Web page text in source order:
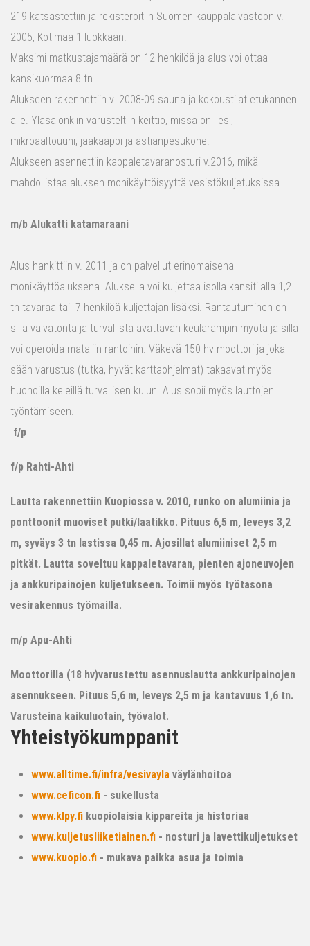
219 katsastettiin ja rekisteröitiin Suomen kauppalaivastoon v.
2005, Kotimaa 1-luokkaan.
Maksimi matkustajamäärä on 12 henkilöä ja alus voi ottaa
kansikuormaa 8 tn.
Alukseen rakennettiin v. 2008-09 sauna ja kokoustilat etukannen
alle. Yläsalonkiin varusteltiin keittiö, missä on liesi,
mikroaaltouuni, jääkaappi ja astianpesukone.
Alukseen asennettiin kappaletavaranosturi v.2016, mikä
mahdollistaa aluksen monikäyttöisyyttä vesistökuljetuksissa.
m/b Alukatti katamaraani
Alus hankittiin v. 2011 ja on palvellut erinomaisena
monikäyttöaluksena. Aluksella voi kuljettaa isolla kansitilalla 1,2
tn tavaraa tai 7 henkilöä kuljettajan lisäksi. Rantautuminen on
sillä vaivatonta ja turvallista avattavan keularampin myötä ja sillä
voi operoida mataliin rantoihin. Väkevä 150 hv moottori ja joka
sään varustus (tutka, hyvät karttaohjelmat) takaavat myös
huonoilla keleillä turvallisen kulun. Alus sopii myös lauttojen
työntämiseen.
f/p
f/p Rahti-Ahti
Lautta rakennettiin Kuopiossa v. 2010, runko on alumiinia ja
ponttoonit muoviset putki/laatikko. Pituus 6,5 m, leveys 3,2
m, syväys 3 tn lastissa 0,45 m. Ajosillat alumiiniset 2,5 m
pitkät. Lautta soveltuu kappaletavaran, pienten ajoneuvojen
ja ankkuripainojen kuljetukseen. Toimii myös työtasona
vesirakennus työmailla.
m/p Apu-Ahti
Moottorilla (18 hv)varustettu asennuslautta ankkuripainojen
asennukseen. Pituus 5,6 m, leveys 2,5 m ja kantavuus 1,6 tn.
Varusteina kaikuluotain, työvalot.
Yhteistyökumppanit
www.alltime.fi/infra/vesivayla väylänhoitoa
www.ceficon.fi - sukellusta
www.klpy.fi kuopiolaisia kippareita ja historiaa
www.kuljetusliiketiainen.fi - nosturi ja lavettikuljetukset
www.kuopio.fi - mukava paikka asua ja toimia